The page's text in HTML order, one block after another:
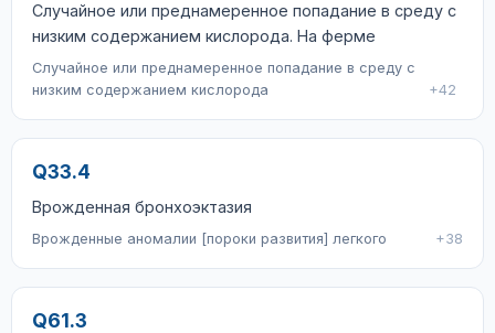
Случайное или преднамеренное попадание в среду с
низким содержанием кислорода. На ферме
Случайное или преднамеренное попадание в среду с
низким содержанием кислорода
+42
Q33.4
Врожденная бронхоэктазия
Врожденные аномалии [пороки развития] легкого +38
Q61.3